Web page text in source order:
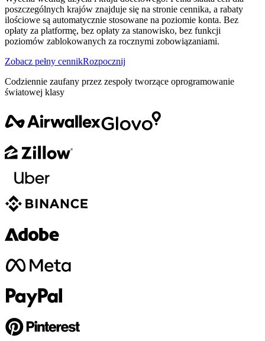
poszczególnych krajów znajduje się na stronie cennika, a rabaty
ilościowe są automatycznie stosowane na poziomie konta. Bez
opłaty za platformę, bez opłaty za stanowisko, bez funkcji
poziomów zablokowanych za rocznymi zobowiązaniami.
Zobacz pełny cennikRozpocznij
Codziennie zaufany przez zespoły tworzące oprogramowanie
światowej klasy